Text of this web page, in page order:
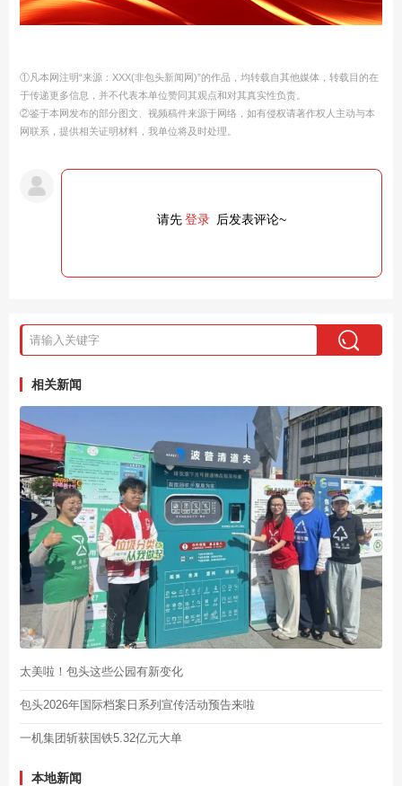
①凡本网注明“来源：XXX(非包头新闻网)”的作品，均转载自其他媒体，转载目的在
于传递更多信息，并不代表本单位赞同其观点和对其真实性负责。
②鉴于本网发布的部分图文、视频稿件来源于网络，如有侵权请著作权人主动与本
网联系，提供相关证明材料，我单位将及时处理。
请先登录 后发表评论~
相关新闻
太美啦！包头这些公园有新变化
包头2026年国际档案日系列宣传活动预告来啦
一机集团斩获国铁5.32亿元大单
本地新闻